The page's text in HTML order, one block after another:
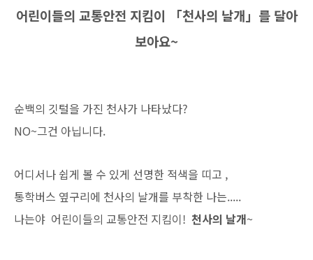
어린이들의 교통안전 지킴이 「천사의 날개」를달아
보아요~
순백의 깃털을 가진 천사가 나타났다?
NO~그건 아닙니다.
어디서나 쉽게 볼 수 있게 선명한 적색을 띠고 ,
통학버스 옆구리에 천사의 날개를 부착한 나는.....
나는야 어린이들의 교통안전 지킴이! 천사의 날개~